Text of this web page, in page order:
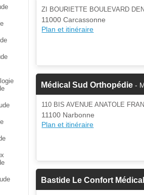
ZI BOURIETTE BOULEVARD
11000 Carcassonne
Plan et itinéraire
Médical Sud Orthopédie -
110 BIS AVENUE ANATOLE
11100 Narbonne
Plan et itinéraire
Bastide Le Confort Médical